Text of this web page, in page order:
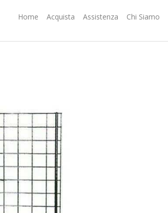
Home Acquista Assistenza Chi Siamo